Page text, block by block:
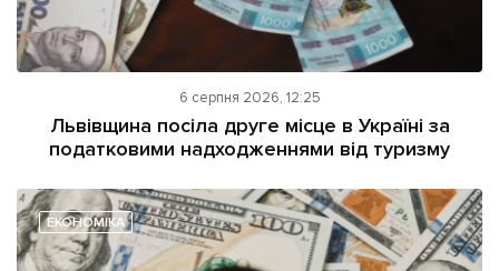
6 серпня 2026, 12:25
Львівщина посіла друге місце в Україні за
податковими надходженнями від туризму
ЕКОНОМІКА